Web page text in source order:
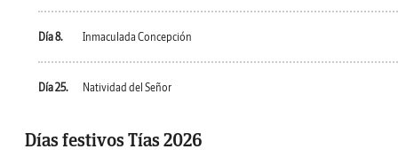
Día 8. Inmaculada Concepción
Día 25. Natividad del Señor
Días festivos Tías 2026